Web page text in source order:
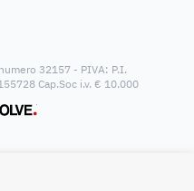
32157 - PIVA: P.I.
Cap.Soc i.v. € 10.000
®